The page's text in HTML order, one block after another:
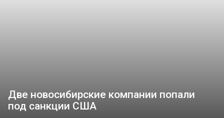
Две новосибирские компании попали
под санкции США